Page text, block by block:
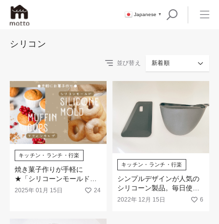
Japanese ▼
シリコン
並び替え 新着順
キッチン・ランチ・行楽
焼き菓子作りが手軽に
★「シリコーンモールド」
と「マフィンカップ」が新
2025年 01月 15日 24
キッチン・ランチ・行楽
シンプルデザインが人気の
シリコーン製品。毎日使っ
てサステナブルな暮らしに
2022年 12月 15日 6